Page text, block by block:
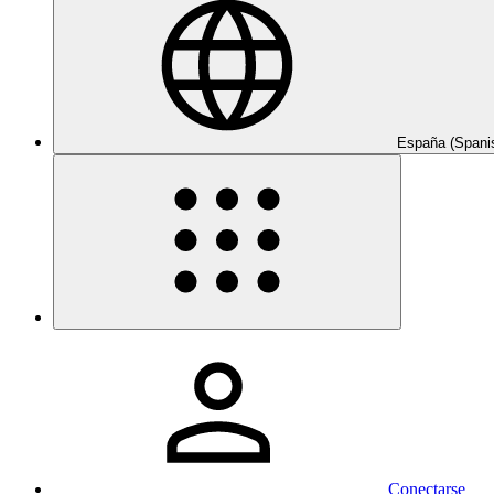
España
Conectarse